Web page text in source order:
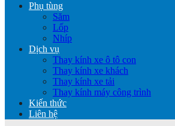
Phụ tùng
Săm
Lốp
Nhíp
Dịch vụ
Thay kính xe ô tô con
Thay kính xe khách
Thay kính xe tải
Thay kính máy công trình
Kiến thức
Liên hệ